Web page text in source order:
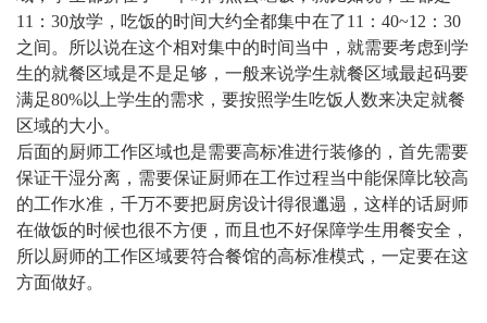
11：30放学，吃饭的时间大约全都集中在了11：40~12：30
之间。所以说在这个相对集中的时间当中，就需要考虑到学
生的就餐区域是不是足够，一般来说学生就餐区域最起码要
满足80%以上学生的需求，要按照学生吃饭人数来决定就餐
区域的大小。
后面的厨师工作区域也是需要高标准进行装修的，首先需要
保证干湿分离，需要保证厨师在工作过程当中能保障比较高
的工作水准，千万不要把厨房设计得很邋遢，这样的话厨师
在做饭的时候也很不方便，而且也不好保障学生用餐安全，
所以厨师的工作区域要符合餐馆的高标准模式，一定要在这
方面做好。